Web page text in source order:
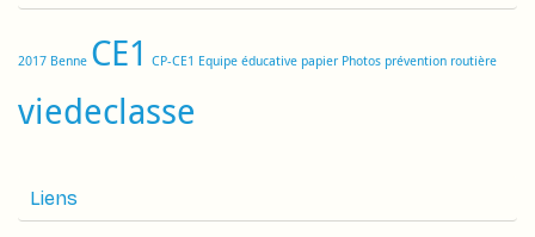
2017 Benne CE1 CP-CE1 Equipe éducative papier Photos prévention routière
viedeclasse
Liens